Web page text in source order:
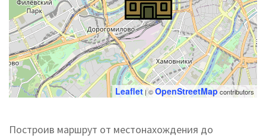
Leaflet| ©OpenStreetMapcontributors
Построив маршрут от местонахождения до